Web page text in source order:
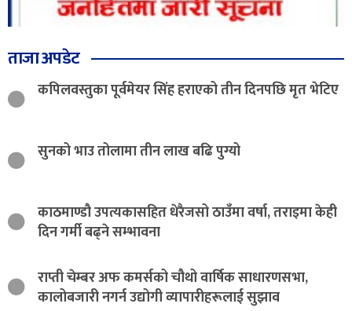
ताजा अपडेट
कपिलवस्तुका पूर्वमेयर सिंह हराएको तीन दिनपछि मृत भेटिए
सुनको भाउ तोलामा तीन लाख बढि पुग्यो
काठमाण्डौ उपत्यकासहित धेरैजसो ठाउँमा वर्षा, तराइमा केही
दिन गर्मी बढ्ने सम्भावना
राप्ती चेम्बर अफ कमर्सको चौथो वार्षिक साधारणसभा,
कालोबजारी नगर्न उद्योगी व्यापारीहरूलाई सुझाव